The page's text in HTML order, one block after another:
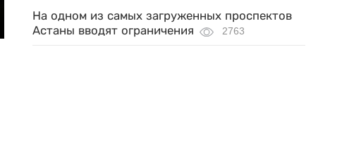
На одном из самых загруженных проспектов
Астаны вводят ограничения
2763